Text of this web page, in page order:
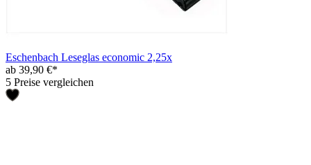
Eschenbach Leseglas economic 2,25x
ab 39,90 €*
5 Preise vergleichen